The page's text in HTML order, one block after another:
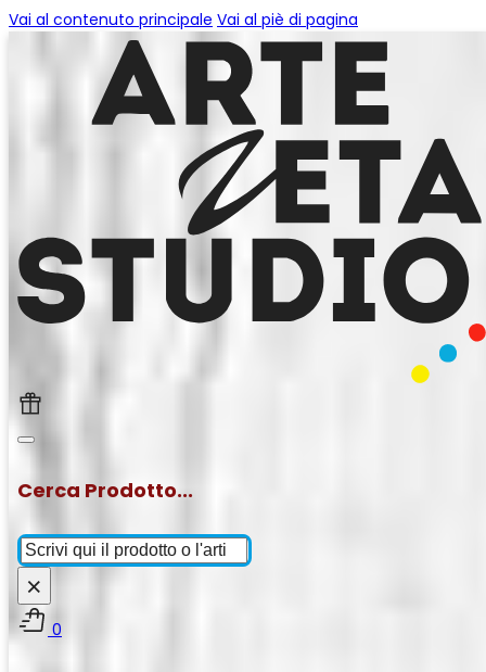
Vai al contenuto principale Vai al piè di pagina
Cerca Prodotto...
Cerca
×
0